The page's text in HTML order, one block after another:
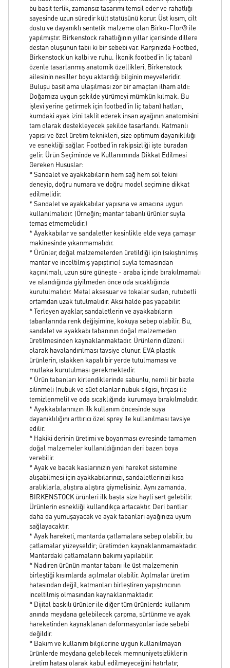
bu basit terlik, zamansız tasarımı temsil eder ve rahatlığı
sayesinde uzun süredir kült statüsünü korur. Üst kısım, cilt
dostu ve dayanıklı sentetik malzeme olan Birko-Flor® ile
yapılmıştır. Birkenstock rahatlığının yıllar içerisinde dillere
destan oluşunun tabii ki bir sebebi var. Karşınızda Footbed,
Birkenstock’un kalbi ve ruhu. İkonik footbed’in (iç taban)
özenle tasarlanmış anatomik özellikleri, Birkenstock
ailesinin nesiller boyu aktardığı bilginin meyveleridir.
Buluşu basit ama ulaşılması zor bir amaçtan ilham aldı:
Doğamıza uygun şekilde yürümeyi mümkün kılmak. Bu
işlevi yerine getirmek için footbed’in (iç taban) hatları,
kumdaki ayak izini taklit ederek insan ayağının anatomisini
tam olarak destekleyecek şekilde tasarlandı. Katmanlı
yapısı ve özel üretim teknikleri, size optimum dayanıklılığı
ve esnekliği sağlar. Footbed’in rakipsizliği işte buradan
gelir. Ürün Seçiminde ve Kullanımında Dikkat Edilmesi
Gereken Hususlar:
* Sandalet ve ayakkabıların hem sağ hem sol tekini
deneyip, doğru numara ve doğru model seçimine dikkat
edilmelidir.
* Sandalet ve ayakkabılar yapısına ve amacına uygun
kullanılmalıdır. (Örneğin; mantar tabanlı ürünler suyla
temas etmemelidir.)
* Ayakkabılar ve sandaletler kesinlikle elde veya çamaşır
makinesinde yıkanmamalıdır.
* Ürünler, doğal malzemelerden üretildiği için (sıkıştırılmış
mantar ve inceltilmiş yapıştırıcı) suyla temasından
kaçınılmalı, uzun süre güneşte - araba içinde bırakılmamalı
ve ıslandığında giyilmeden önce oda sıcaklığında
kurutulmalıdır. Metal aksesuar ve tokalar sudan, rutubetli
ortamdan uzak tutulmalıdır. Aksi halde pas yapabilir.
* Terleyen ayaklar, sandaletlerin ve ayakkabıların
tabanlarında renk değişimine, kokuya sebep olabilir. Bu,
sandalet ve ayakkabı tabanının doğal malzemeden
üretilmesinden kaynaklanmaktadır. Ürünlerin düzenli
olarak havalandırılması tavsiye olunur. EVA plastik
ürünlerin, ıslakken kapalı bir yerde tutulmaması ve
mutlaka kurutulması gerekmektedir.
* Ürün tabanları kirlendiklerinde sabunlu, nemli bir bezle
silinmeli (nubuk ve süet olanlar nubuk silgisi, fırçası ile
temizlenmeli) ve oda sıcaklığında kurumaya bırakılmalıdır.
* Ayakkabılarınızın ilk kullanım öncesinde suya
dayanıklılığını arttırıcı özel sprey ile kullanılması tavsiye
edilir.
* Hakiki derinin üretimi ve boyanması evresinde tamamen
doğal malzemeler kullanıldığından deri bazen boya
verebilir.
* Ayak ve bacak kaslarınızın yeni hareket sistemine
alışabilmesi için ayakkabılarınızı, sandaletlerinizi kısa
aralıklarla, alıştıra alıştıra giymelisiniz. Aynı zamanda,
BIRKENSTOCK ürünleri ilk başta size hayli sert gelebilir.
Ürünlerin esnekliği kullandıkça artacaktır. Deri bantlar
daha da yumuşayacak ve ayak tabanları ayağınıza uyum
sağlayacaktır.
* Ayak hareketi, mantarda çatlamalara sebep olabilir, bu
çatlamalar yüzeyseldir; üretimden kaynaklanmamaktadır.
Mantardaki çatlamaların bakımı yapılabilir.
* Nadiren ürünün mantar tabanı ile üst malzemenin
birleştiği kısımlarda açılmalar olabilir. Açılmalar üretim
hatasından değil, katmanları birleştiren yapıştırıcının
inceltilmiş olmasından kaynaklanmaktadır.
* Dijital baskılı ürünler ile diğer tüm ürünlerde kullanım
anında meydana gelebilecek çarpma, sürtünme ve ayak
hareketinden kaynaklanan deformasyonlar iade sebebi
değildir.
* Bakım ve kullanım bilgilerine uygun kullanılmayan
ürünlerde meydana gelebilecek memnuniyetsizliklerin
üretim hatası olarak kabul edilmeyeceğini hatırlatır,